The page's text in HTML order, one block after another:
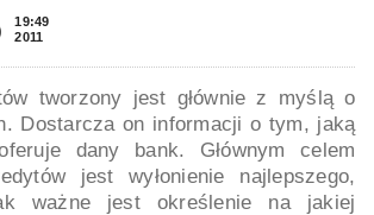
19:49
2011
tworzony jest głównie z myślą o
Dostarcza on informacji o tym, jaką
dany bank. Głównym celem
jest wyłonienie najlepszego,
ważne jest określenie na jakiej